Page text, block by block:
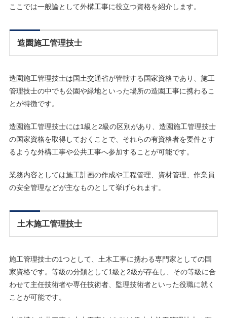
ここでは一般論として外構工事に役立つ資格を紹介します。
造園施工管理技士
造園施工管理技士は国土交通省が管轄する国家資格であり、施工
管理技士の中でも公園や緑地といった場所の造園工事に携わるこ
とが特徴です。
造園施工管理技士には1級と2級の区別があり、造園施工管理技士
の国家資格を取得しておくことで、それらの有資格者を要件とす
るような外構工事や公共工事へ参加することが可能です。
業務内容としては施工計画の作成や工程管理、資材管理、作業員
の安全管理などが主なものとして挙げられます。
土木施工管理技士
施工管理技士の1つとして、土木工事に携わる専門家としての国
家資格です。等級の分類として1級と2級が存在し、その等級に合
わせて主任技術者や専任技術者、監理技術者といった役職に就く
ことが可能です。